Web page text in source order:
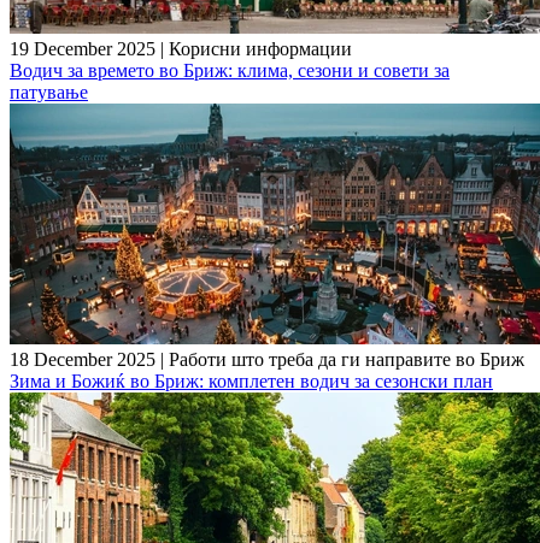
19 December 2025 | Корисни информации
Водич за времето во Бриж: клима, сезони и совети за
патување
18 December 2025 | Работи што треба да ги направите во Бриж
Зима и Божиќ во Бриж: комплетен водич за сезонски план